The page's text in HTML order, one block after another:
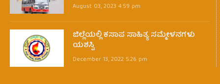
August 03, 2023 4:59 pm
ಜಿಲ್ಲೆಯಲ್ಲಿ ಕಸಾಪ ಸಾಹಿತ್ಯ ಸಮ್ಮೇಳನಗಳು
ಯಶಸ್ವಿ
December 13, 2022 5:26 pm